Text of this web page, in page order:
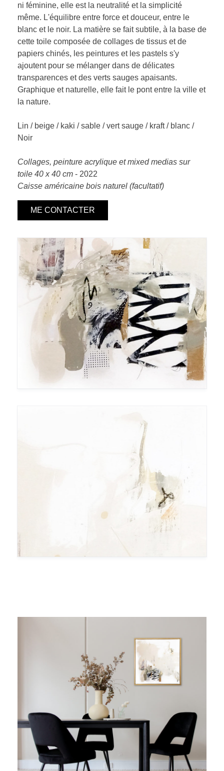
ni féminine, elle est la neutralité et la simplicité
même. L'équilibre entre force et douceur, entre le
blanc et le noir. La matière se fait subtile, à la base de
cette toile composée de collages de tissus et de
papiers chinés, les peintures et les pastels s'y
ajoutent pour se mélanger dans de délicates
transparences et des verts sauges apaisants.
Graphique et naturelle, elle fait le pont entre la ville et
la nature.
Lin / beige / kaki / sable / vert sauge / kraft / blanc /
Noir
Collages, peinture acrylique et mixed medias sur
toile 40 x 40 cm - 2022
Caisse américaine bois naturel (facultatif)
ME CONTACTER